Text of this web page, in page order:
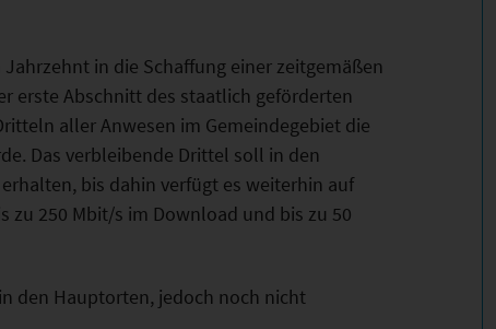
in die Schaffung einer zeitgemäßen
erste Abschnitt des staatlich geförderten
aller Anwesen im Gemeindegebiet die
Das verbleibende Drittel soll in den
bis dahin verfügt es weiterhin auf
zu 250 Mbit/s im Download und bis zu 50
den Hauptorten, jedoch noch nicht